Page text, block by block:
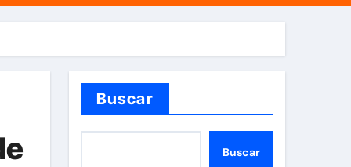
Buscar
Buscar